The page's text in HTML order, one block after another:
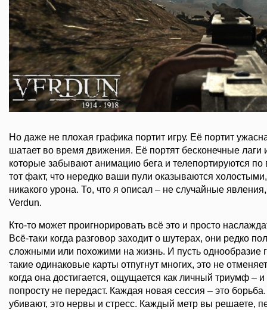
Но даже не плохая графика портит игру. Её портит
шатает во время движения. Её портят бесконечные лаги
которые забывают анимацию бега и телепортируются
тот факт, что нередко ваши пули оказываются
никакого урона. То, что я описал – не случайные
Verdun.
Кто-то может проигнорировать всё это и просто
Всё-таки когда разговор заходит о шутерах, они редко
сложными или похожими на жизнь. И пусть однообразие
такие одинаковые карты отпугнут многих, это не
когда она достигается, ощущается как личный триумф –
попросту не передаст. Каждая новая сессия – это
убивают, это нервы и стресс. Каждый метр вы решаете,